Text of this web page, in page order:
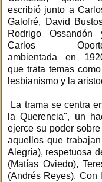
escribió junto a
Galofré, David
Rodrigo Ossandón
Carlos
ambientada en
que trata temas
lesbianismo y la
La trama se centra
la Querencia", un
ejerce su poder
aquellos que
Alegría), respetuosa
(Matías Oviedo),
(Andrés Reyes). Con